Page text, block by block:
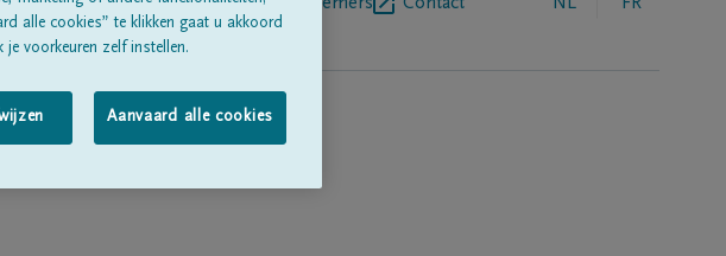
alle cookies” te klikken gaat u akkoord
voorkeuren zelf instellen.
Aanvaard alle cookies